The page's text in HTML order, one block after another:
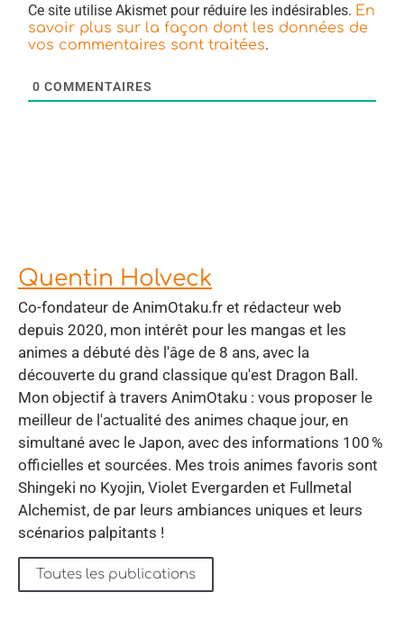
Ce site utilise Akismet pour réduire les indésirables. En
savoir plus sur la façon dont les données de
vos commentaires sont traitées.
0 COMMENTAIRES
Quentin Holveck
Co-fondateur de AnimOtaku.fr et rédacteur web
depuis 2020, mon intérêt pour les mangas et les
animes a débuté dès l'âge de 8 ans, avec la
découverte du grand classique qu'est Dragon Ball.
Mon objectif à travers AnimOtaku : vous proposer le
meilleur de l'actualité des animes chaque jour, en
simultané avec le Japon, avec des informations 100 %
officielles et sourcées. Mes trois animes favoris sont
Shingeki no Kyojin, Violet Evergarden et Fullmetal
Alchemist, de par leurs ambiances uniques et leurs
scénarios palpitants !
Toutes les publications